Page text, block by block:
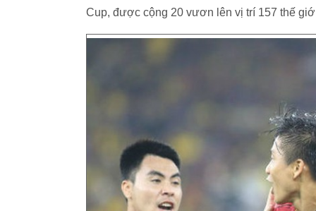
Cup, được cộng 20 vươn lên vị trí 157 thế